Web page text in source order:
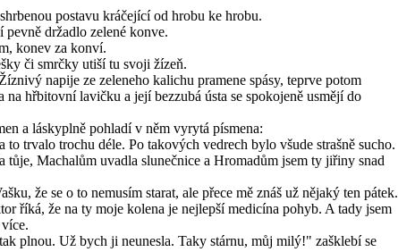
postavu kráčející od hrobu ke hrobu.
držadlo zelené konve.
konev za konví.
či smrčky utiší tu svoji žízeň.
napije ze zeleneho kalichu pramene spásy, teprve potom
na hřbitovní lavičku a její bezzubá ústa se spokojeně usmějí do
a láskyplně pohladí v něm vyrytá písmena:
trvalo trochu déle. Po takových vedrech bylo všude strašně sucho.
Machalům uvadla slunečnice a Hromadům jsem ty jiřiny snad
že se o to nemusím starat, ale přece mě znáš už nějaký ten pátek.
říká, že na ty moje kolena je nejlepší medicína pohyb. A tady jsem
plnou. Už bych ji neunesla. Taky stárnu, můj milý!" zašklebí se